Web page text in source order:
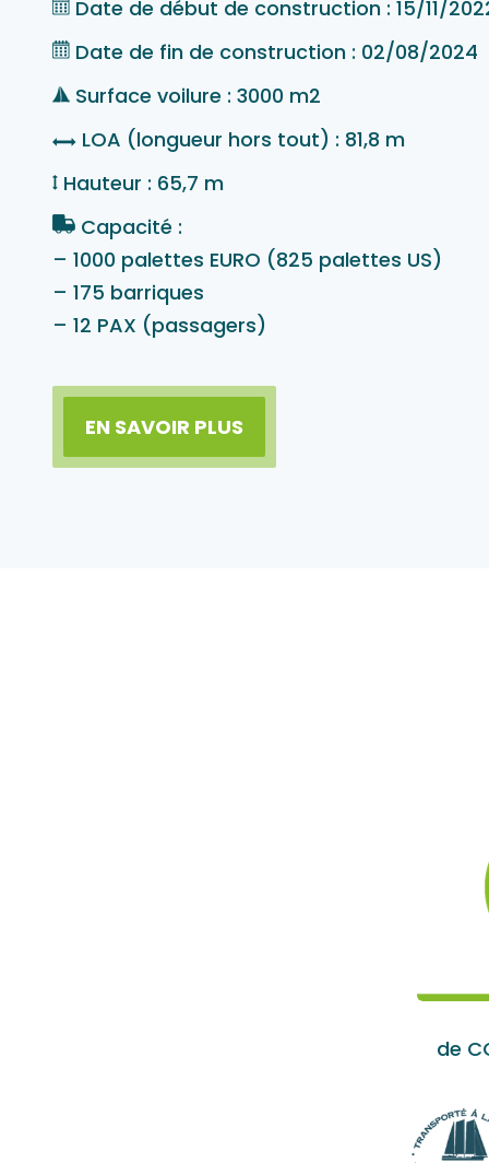
Date de début de construction : 15/11/
Date de fin de construction : 02/08/2024
Surface voilure : 3000 m2
LOA (longueur hors tout) : 81,8 m
Hauteur : 65,7 m
Capacité :
– 1000 palettes EURO (825 palettes US)
– 175 barriques
– 12 PAX (passagers)
EN SAVOIR PLUS
de